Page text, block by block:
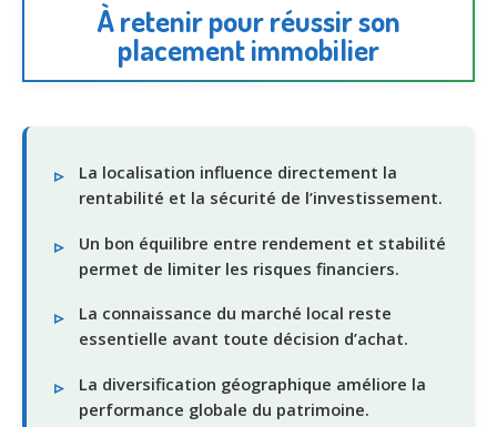
À retenir pour réussir son
placement immobilier
La localisation influence directement la
rentabilité et la sécurité de l’investissement.
Un bon équilibre entre rendement et stabilité
permet de limiter les risques financiers.
La connaissance du marché local reste
essentielle avant toute décision d’achat.
La diversification géographique améliore la
performance globale du patrimoine.